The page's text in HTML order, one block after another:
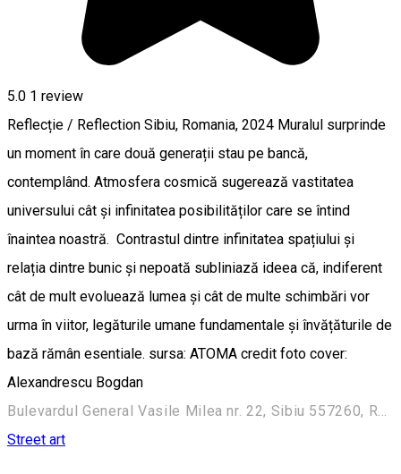
5.0 1 review
Reflecție / Reflection Sibiu, Romania, 2024 Muralul surprinde
un moment în care două generații stau pe bancă,
contemplând. Atmosfera cosmică sugerează vastitatea
universului cât și infinitatea posibilităților care se întind
înaintea noastră. Contrastul dintre infinitatea spațiului și
relația dintre bunic și nepoată subliniază ideea că, indiferent
cât de mult evoluează lumea și cât de multe schimbări vor
urma în viitor, legăturile umane fundamentale și învățăturile de
bază rămân esentiale. sursa: ATOMA credit foto cover:
Alexandrescu Bogdan
Bulevardul General Vasile Milea nr. 22, Sibiu 557260, Romania
Street art